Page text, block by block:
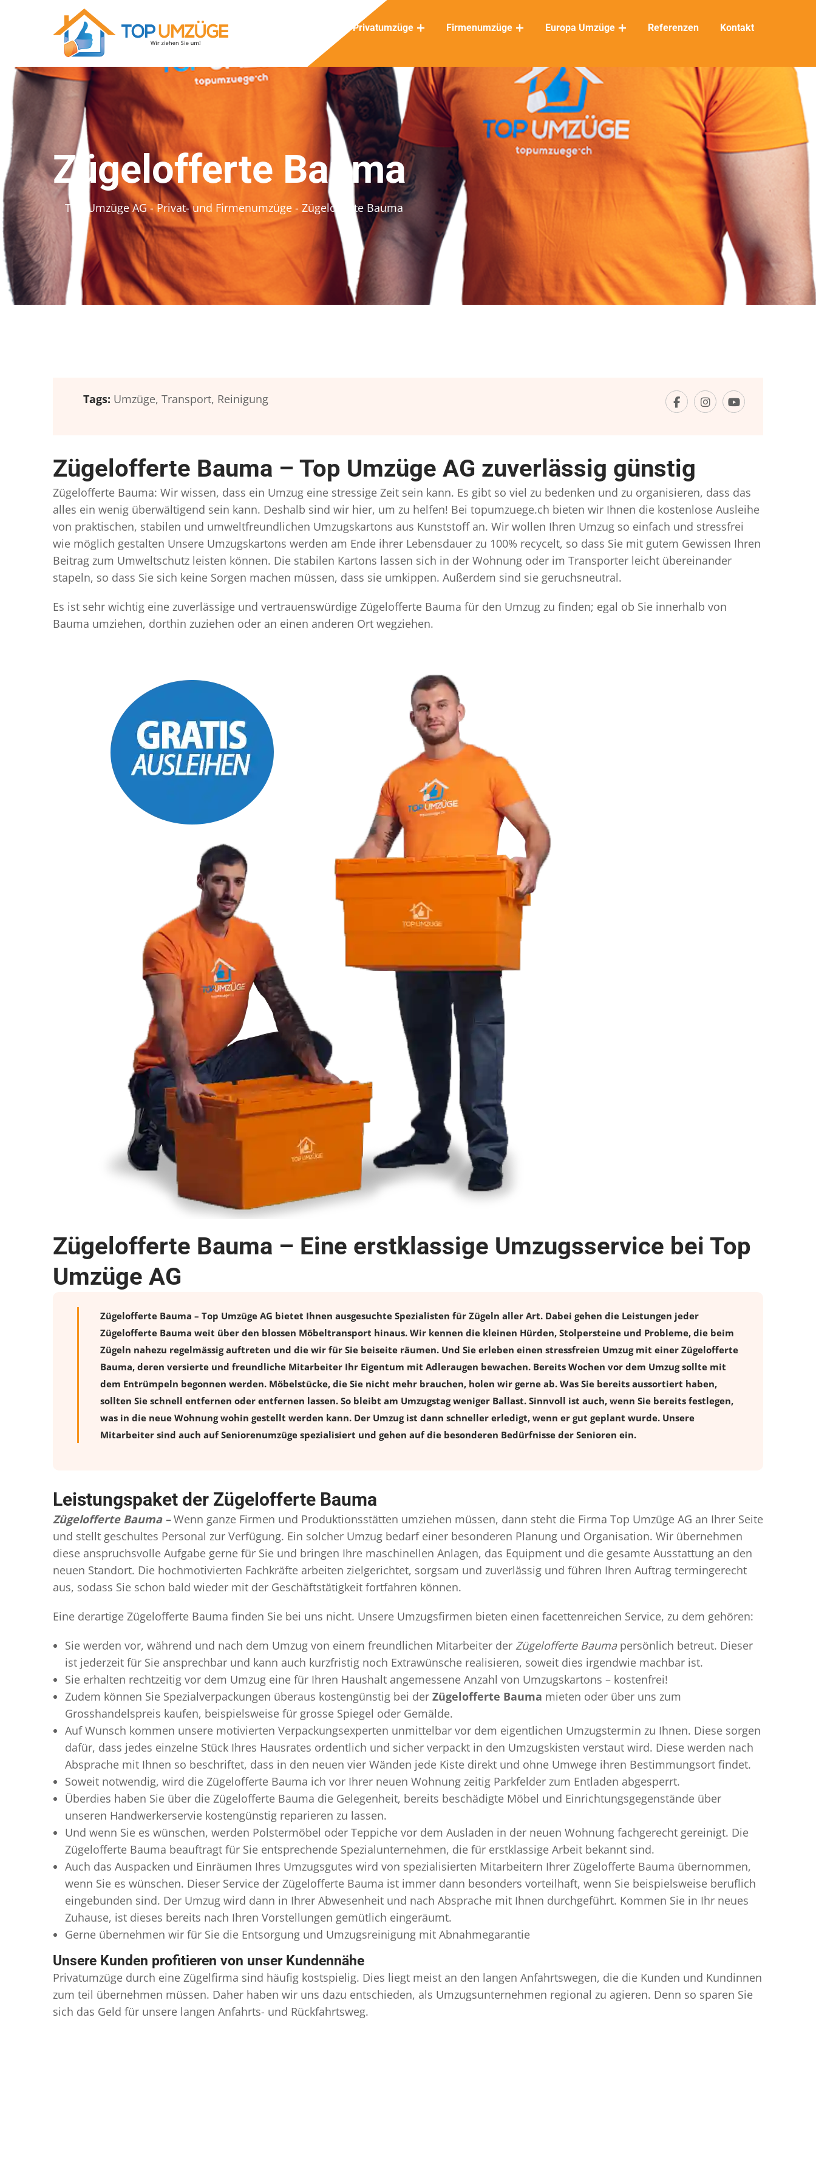
Privatumzüge Firmenumzüge Europa Umzüge Referenzen Kontakt
Zügelofferte Bauma
Top Umzüge AG - Privat- und Firmenumzüge - Zügelofferte Bauma
Tags: Umzüge, Transport, Reinigung
Zügelofferte Bauma – Top Umzüge AG zuverlässig günstig
Zügelofferte Bauma: Wir wissen, dass ein Umzug eine stressige Zeit sein kann. Es gibt so viel zu bedenken und zu organisieren, dass das
alles ein wenig überwältigend sein kann. Deshalb sind wir hier, um zu helfen! Bei topumzuege.ch bieten wir Ihnen die kostenlose Ausleihe
von praktischen, stabilen und umweltfreundlichen Umzugskartons aus Kunststoff an. Wir wollen Ihren Umzug so einfach und stressfrei
wie möglich gestalten Unsere Umzugskartons werden am Ende ihrer Lebensdauer zu 100% recycelt, so dass Sie mit gutem Gewissen Ihren
Beitrag zum Umweltschutz leisten können. Die stabilen Kartons lassen sich in der Wohnung oder im Transporter leicht übereinander
stapeln, so dass Sie sich keine Sorgen machen müssen, dass sie umkippen. Außerdem sind sie geruchsneutral.
Es ist sehr wichtig eine zuverlässige und vertrauenswürdige Zügelofferte Bauma für den Umzug zu finden; egal ob Sie innerhalb von
Bauma umziehen, dorthin zuziehen oder an einen anderen Ort wegziehen.
Zügelofferte Bauma – Eine erstklassige Umzugsservice bei Top
Umzüge AG
Zügelofferte Bauma – Top Umzüge AG bietet Ihnen ausgesuchte Spezialisten für Zügeln aller Art. Dabei gehen die Leistungen jeder
Zügelofferte Bauma weit über den blossen Möbeltransport hinaus. Wir kennen die kleinen Hürden, Stolpersteine und Probleme, die beim
Zügeln nahezu regelmässig auftreten und die wir für Sie beiseite räumen. Und Sie erleben einen stressfreien Umzugmit einer Zügelofferte
Bauma, deren versierte und freundliche Mitarbeiter Ihr Eigentum mit Adleraugen bewachen. Bereits Wochen vor dem Umzug sollte mit
dem Entrümpeln begonnen werden. Möbelstücke, die Sie nicht mehr brauchen, holen wir gerne ab. Was Sie bereits aussortiert haben,
sollten Sie schnell entfernen oder entfernen lassen. So bleibt am Umzugstag weniger Ballast. Sinnvoll ist auch, wenn Sie bereits festlegen,
was in die neue Wohnung wohin gestellt werden kann. Der Umzug ist dann schneller erledigt, wenn er gut geplant wurde. Unsere
Mitarbeiter sind auch auf Seniorenumzüge spezialisiert und gehen auf die besonderen Bedürfnisse der Senioren ein.
Leistungspaket der Zügelofferte Bauma
Zügelofferte Bauma – Wenn ganze Firmen und Produktionsstätten umziehen müssen, dann steht die Firma Top Umzüge AG an Ihrer Seite
und stellt geschultes Personal zur Verfügung. Ein solcher Umzug bedarf einer besonderen Planung und Organisation. Wir übernehmen
diese anspruchsvolle Aufgabe gerne für Sie und bringen Ihre maschinellen Anlagen, das Equipment und die gesamte Ausstattung an den
neuen Standort. Die hochmotivierten Fachkräfte arbeiten zielgerichtet, sorgsam und zuverlässig und führen Ihren Auftrag termingerecht
aus, sodass Sie schon bald wieder mit der Geschäftstätigkeit fortfahren können.
Eine derartige Zügelofferte Bauma finden Sie bei uns nicht. Unsere Umzugsfirmen bieten einen facettenreichen Service, zu dem gehören:
Sie werden vor, während und nach dem Umzug von einem freundlichen Mitarbeiter der Zügelofferte Baumapersönlich betreut. Dieser
ist jederzeit für Sie ansprechbar und kann auch kurzfristig noch Extrawünsche realisieren, soweit dies irgendwie machbar ist.
Sie erhalten rechtzeitig vor dem Umzug eine für Ihren Haushalt angemessene Anzahl von Umzugskartons – kostenfrei!
Zudem können Sie Spezialverpackungen überaus kostengünstig bei der Zügelofferte Bauma mieten oder über uns zum
Grosshandelspreis kaufen, beispielsweise für grosse Spiegel oder Gemälde.
Auf Wunsch kommen unsere motivierten Verpackungsexperten unmittelbar vor dem eigentlichen Umzugstermin zu Ihnen. Diese sorgen
dafür, dass jedes einzelne Stück Ihres Hausrates ordentlich und sicher verpackt in den Umzugskisten verstaut wird. Diese werden nach
Absprache mit Ihnen so beschriftet, dass in den neuen vier Wänden jede Kiste direkt und ohne Umwege ihren Bestimmungsort findet.
Soweit notwendig, wird die Zügelofferte Bauma ich vor Ihrer neuen Wohnung zeitig Parkfelder zum Entladen abgesperrt.
Überdies haben Sie über die Zügelofferte Bauma die Gelegenheit, bereits beschädigte Möbel und Einrichtungsgegenstände über
unseren Handwerkerservie kostengünstig reparieren zu lassen.
Und wenn Sie es wünschen, werden Polstermöbel oder Teppiche vor dem Ausladen in der neuen Wohnung fachgerecht gereinigt. Die
Zügelofferte Bauma beauftragt für Sie entsprechende Spezialunternehmen, die für erstklassige Arbeit bekannt sind.
Auch das Auspacken und Einräumen Ihres Umzugsgutes wird von spezialisierten Mitarbeitern Ihrer Zügelofferte Bauma übernommen,
wenn Sie es wünschen. Dieser Service der Zügelofferte Bauma ist immer dann besonders vorteilhaft, wenn Sie beispielsweise beruflich
eingebunden sind. Der Umzug wird dann in Ihrer Abwesenheit und nach Absprache mit Ihnen durchgeführt. Kommen Sie in Ihr neues
Zuhause, ist dieses bereits nach Ihren Vorstellungen gemütlich eingeräumt.
Gerne übernehmen wir für Sie die Entsorgung und Umzugsreinigung mit Abnahmegarantie
Unsere Kunden profitieren von unser Kundennähe
Privatumzüge durch eine Zügelfirma sind häufig kostspielig. Dies liegt meist an den langen Anfahrtswegen, die die Kunden und Kundinnen
zum teil übernehmen müssen. Daher haben wir uns dazu entschieden, als Umzugsunternehmen regional zu agieren. Denn so sparen Sie
sich das Geld für unsere langen Anfahrts- und Rückfahrtsweg.